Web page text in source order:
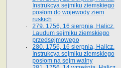
Instrukcya sejmiku ziemskiego
posłom do wojewody ziem
ruskich
279. 1756, 16 sierpnia, Halicz.
Laudum sejmiku ziemskiego
przedsejmowego
280. 1756, 16 sierpnia, Halicz.
Instrukcya sejmiku ziemskiego
posłom na sejm walny